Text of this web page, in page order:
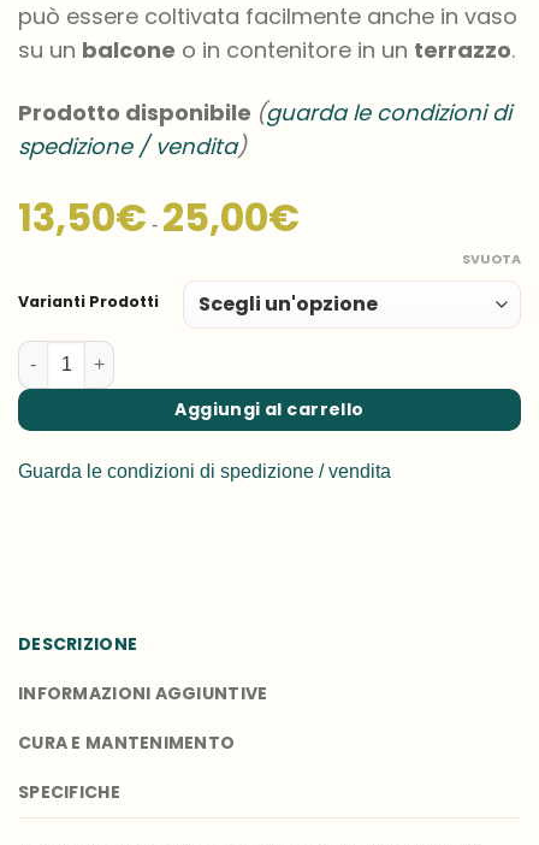
può essere coltivata facilmente anche in vaso
su un balcone o in contenitore in un terrazzo.
Prodotto disponibile (guarda le condizioni di
spedizione / vendita)
13,50€ - 25,00€
13,50€
a
25,00€
Varianti Prodotti
SVUOTA
Nandina domestica ‘Gulf Stream’ - Gulf Stream Heavenly
Aggiungi al carrello
Guarda le condizioni di spedizione / vendita
DESCRIZIONE
INFORMAZIONI AGGIUNTIVE
CURA E MANTENIMENTO
SPECIFICHE